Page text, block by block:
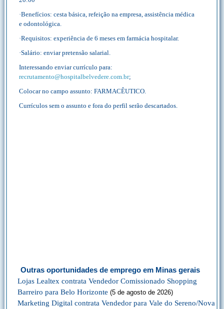
·Benefícios: cesta básica, refeição na empresa, assistência médica
e odontológica.
·Requisitos: experiência de 6 meses em farmácia hospitalar.
·Salário: enviar pretensão salarial.
Interessando enviar currículo para:
recrutamento@hospitalbelvedere.com.br;
Colocar no campo assunto: FARMACÊUTICO.
Currículos sem o assunto e fora do perfil serão descartados.
Outras oportunidades de emprego em Minas gerais
Lojas Lealtex contrata Vendedor Comissionado Shopping
Barreiro para Belo Horizonte (5 de agosto de 2026)
Marketing Digital contrata Vendedor para Vale do Sereno/Nova